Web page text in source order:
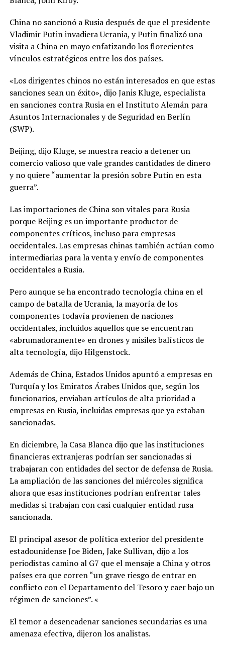
China no sancionó a Rusia después de que el presidente
Vladimir Putin invadiera Ucrania, y Putin finalizó una
visita a China en mayo enfatizando los florecientes
vínculos estratégicos entre los dos países.
«Los dirigentes chinos no están interesados ​​en que estas
sanciones sean un éxito», dijo Janis Kluge, especialista
en sanciones contra Rusia en el Instituto Alemán para
Asuntos Internacionales y de Seguridad en Berlín
(SWP).
Beijing, dijo Kluge, se muestra reacio a detener un
comercio valioso que vale grandes cantidades de dinero
y no quiere “aumentar la presión sobre Putin en esta
guerra”.
Las importaciones de China son vitales para Rusia
porque Beijing es un importante productor de
componentes críticos, incluso para empresas
occidentales. Las empresas chinas también actúan como
intermediarias para la venta y envío de componentes
occidentales a Rusia.
Pero aunque se ha encontrado tecnología china en el
campo de batalla de Ucrania, la mayoría de los
componentes todavía provienen de naciones
occidentales, incluidos aquellos que se encuentran
«abrumadoramente» en drones y misiles balísticos de
alta tecnología, dijo Hilgenstock.
Además de China, Estados Unidos apuntó a empresas en
Turquía y los Emiratos Árabes Unidos que, según los
funcionarios, enviaban artículos de alta prioridad a
empresas en Rusia, incluidas empresas que ya estaban
sancionadas.
En diciembre, la Casa Blanca dijo que las instituciones
financieras extranjeras podrían ser sancionadas si
trabajaran con entidades del sector de defensa de Rusia.
La ampliación de las sanciones del miércoles significa
ahora que esas instituciones podrían enfrentar tales
medidas si trabajan con casi cualquier entidad rusa
sancionada.
El principal asesor de política exterior del presidente
estadounidense Joe Biden, Jake Sullivan, dijo a los
periodistas camino al G7 que el mensaje a China y otros
países era que corren “un grave riesgo de entrar en
conflicto con el Departamento del Tesoro y caer bajo un
régimen de sanciones”. «
El temor a desencadenar sanciones secundarias es una
amenaza efectiva, dijeron los analistas.